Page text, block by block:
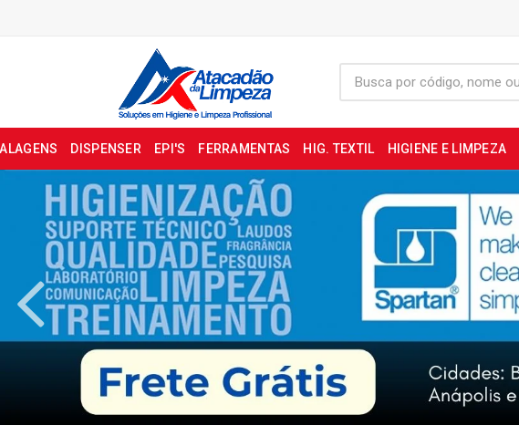
DISPENSER EPI'S FERRAMENTAS HIG. TEXTIL HIGIENE E LIMPEZA